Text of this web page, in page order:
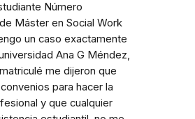
Número
Máster en Social Work
un caso exactamente
Ana G Méndez,
me dijeron que
para hacer la
y que cualquier